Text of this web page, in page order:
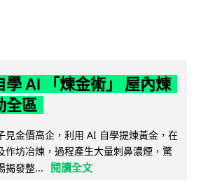
學 AI 「煉金術」 屋內煉
全區
見金價高企，利用 AI 自學提煉黃金，在
作坊冶煉，過程產生大量刺鼻濃煙，驚
揭發整...
閱讀全文